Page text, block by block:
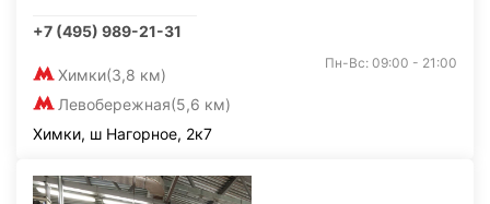
+7 (495) 989-21-31
Химки(3,8 км)
Левобережная(5,6 км)
Пн-Вс: 09:00 - 21:00
Химки, ш Нагорное, 2к7